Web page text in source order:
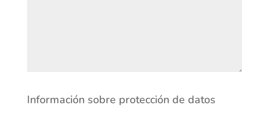
Información sobre protección de datos